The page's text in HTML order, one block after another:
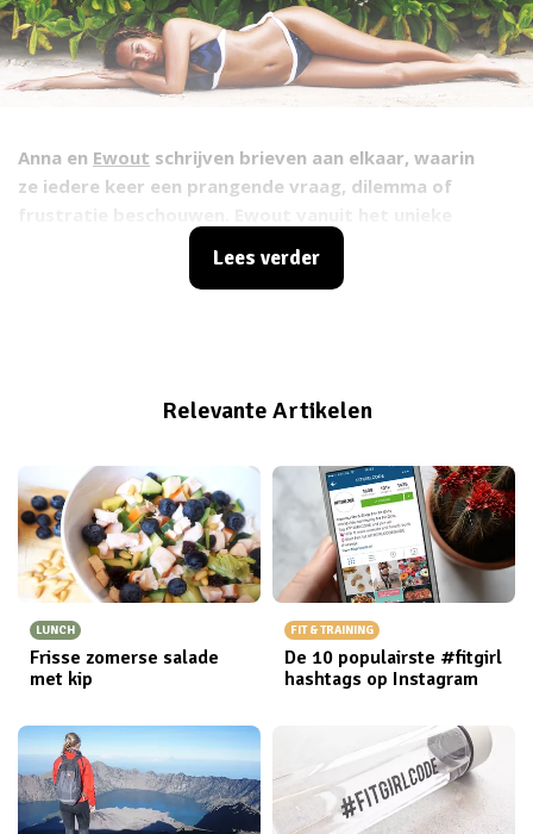
Anna en Ewout schrijven brieven aan elkaar, waarin
ze iedere keer een prangende vraag, dilemma of
oogpunt van de man, Anna op haar beurt vanuit het
weergaloze oogpunt van de vrouw. Helemaal begrijpen
Schunnig, gênant en provocerend; Anna en Ewout
Lees verder
Relevante Artikelen
LUNCH
Frisse zomerse salade
met kip
FIT & TRAINING
De 10 populairste #fitgirl
hashtags op Instagram